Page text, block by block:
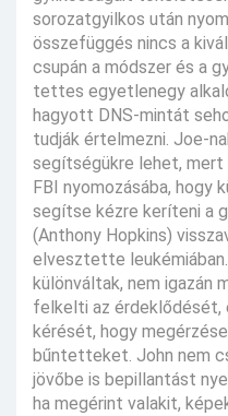
sorozatgyilkos után
összefüggés nincs a
csupán a módszer és a
tettes egyetlenegy
hagyott DNS-mintát
tudják értelmezni. Joe-
segítségükre lehet, mert
FBI nyomozásába, hogy
segítse kézre keríteni a
(Anthony Hopkins)
elvesztette
különváltak, nem igazán
felkelti az érdeklődését,
kérését, hogy
bűntetteket. John nem
jövőbe is bepillantást
ha megérint valakit,